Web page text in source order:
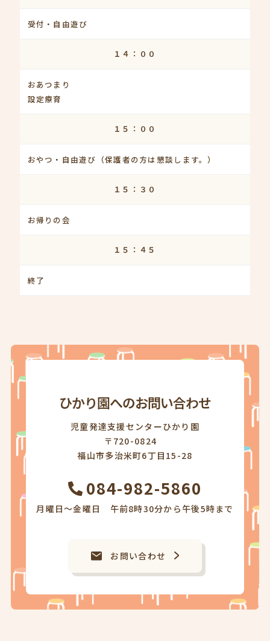
受付・自由遊び
１４：００
おあつまり
設定療育
１５：００
おやつ・自由遊び（保護者の方は懇談します。）
１５：３０
お帰りの会
１５：４５
終了
ひかり園へのお問い合わせ
児童発達支援センターひかり園
〒720-0824
福山市多治米町6丁目15-28
084-982-5860
月曜日～金曜日 午前8時30分から午後5時まで
お問い合わせ